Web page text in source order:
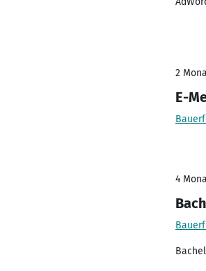
2
E-
4